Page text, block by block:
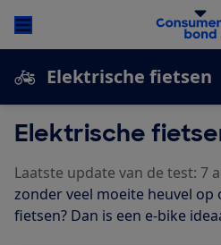
Elektrische fietsen
Elektrische
Laatste update van de test: 7
zonder veel moeite heuvel op
fietsen? Dan is een e-bike